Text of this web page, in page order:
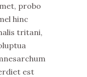
probo
hinc
tritani,
est